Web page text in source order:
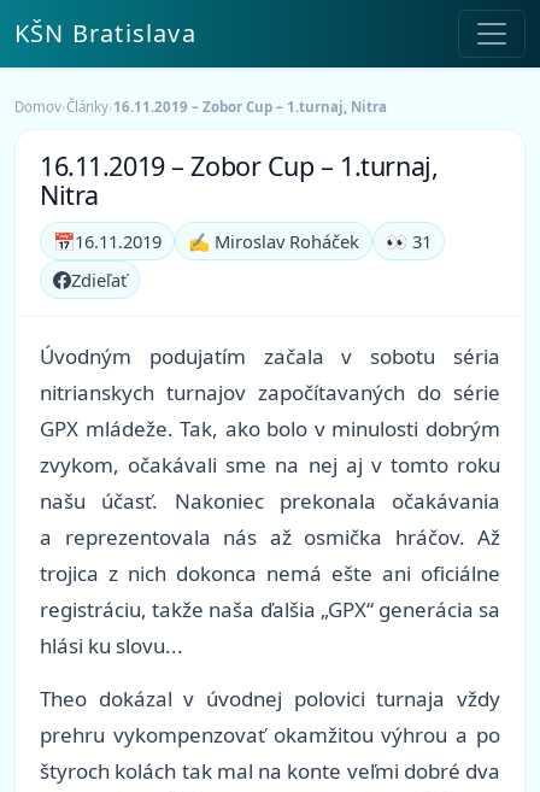
KŠN Bratislava
Domov›Články›16.11.2019 – Zobor Cup – 1.turnaj, Nitra
16.11.2019 – Zobor Cup – 1.turnaj,
Nitra
📅16.11.2019 ✍️ Miroslav Roháček
👀 31
Zdieľať
Úvodným podujatím začala v sobotu séria
nitrianskych turnajov započítavaných do série
GPX mládeže. Tak, ako bolo v minulosti dobrým
zvykom, očakávali sme na nej aj v tomto roku
našu účasť. Nakoniec prekonala očakávania
a reprezentovala nás až osmička hráčov. Až
trojica z nich dokonca nemá ešte ani oficiálne
registráciu, takže naša ďalšia „GPX“ generácia sa
hlási ku slovu...
Theo dokázal v úvodnej polovici turnaja vždy
prehru vykompenzovať okamžitou výhrou a po
štyroch kolách tak mal na konte veľmi dobré dva